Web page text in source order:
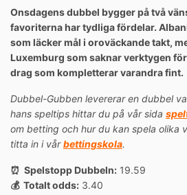
Onsdagens dubbel bygger på två
favoriterna har tydliga fördelar.
som läcker mål i oroväckande takt,
Luxemburg som saknar verktygen
drag som kompletterar varandra fint.
Dubbel-Gubben levererar en dubbel
hans speltips hittar du på vår sida
om betting och hur du kan spela olika
titta in i vårbettingskola.
⏰ Spelstopp Dubbeln: 19.59
💰 Totalt odds: 3.40